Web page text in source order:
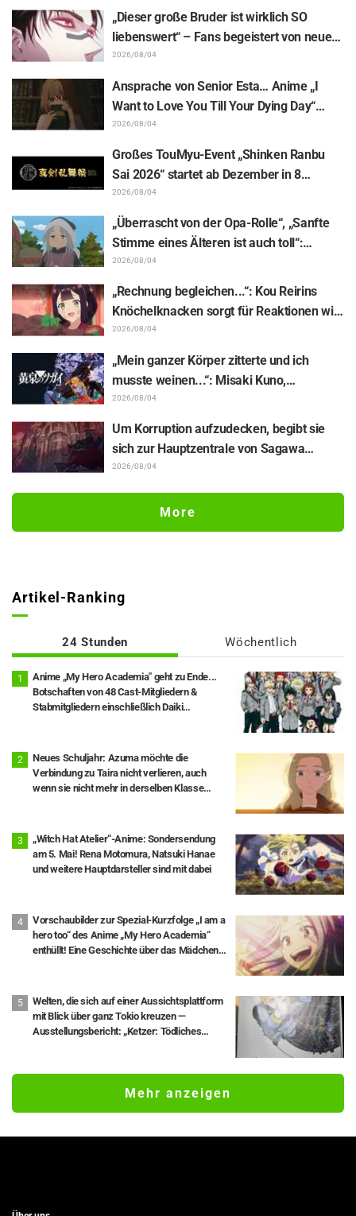
Illustration des „Yowamushi Pedal“-
Schöpfers für „Jaadugar: A Witch in
Mongolia“
„Dieser große Bruder ist wirklich SO
liebenswert“ – Fans begeistert von neuen
Illustrationen zur „JUJUTSU KAISEN“-
Ausstellung, auf denen Choso Yūji Itadori
auf die Pelle rückt
2026/08/04
Ansprache von Senior Esta… Anime „I
Want to Love You Till Your Dying Day“
Enthüllung von Synopsis für Episode 5,
Szenenausschnitten, WEB-Trailer und
Episodenposter
2026/08/04
Großes TouMyu-Event „Shinken Ranbu
Sai 2026“ startet ab Dezember in 8
Städten Japans! Alle 44 Touken Danshi
vereint
2026/08/04
„Überrascht von der Opa-Rolle“, „Sanfte
Stimme eines Älteren ist auch toll“:
Reaktionen auf Akira Ishidas Stimme als
Stammesfürst in Episode 6 von
„Jaadugar: A Witch in Mongolia“
2026/08/04
„Rechnung begleichen...“: Kou Reirins
Knöchelknacken sorgt für Reaktionen wie
„Total Muskelhirn (lol)“ und „Schaut euch
diesen Blick an!“ / Episode 4 von „Though I
Am an Inept Villainess“
2026/08/04
„Mein ganzer Körper zitterte und ich
musste weinen...“: Misaki Kuno,
Sprecherin von Gabu-chan in „Daemons
of the Shadow Realm“, enthüllt die
Hintergründe ihrer „seelenbereichernden
Glanzleistung“ in Episode 17
2026/08/04
Um Korruption aufzudecken, begibt sie
sich zur Hauptzentrale von Sagawa
Electronics… Episode 5 von „The Ghost in
und Episoden-Visual veröffentlicht
2026/08/04
More
Artikel-Ranking
24 Stunden Wöchentlich
Anime „My Hero Academia" geht zu Ende...
Botschaften von 48 Cast-Mitgliedern &
Stabmitgliedern einschließlich Daiki
Neues Schuljahr: Azuma möchte die
Verbindung zu Taira nicht verlieren, auch
wenn sie nicht mehr in derselben Klasse
veröffentlicht
„Witch Hat Atelier“-Anime: Sondersendung
am 5. Mai! Rena Motomura, Natsuki Hanae
und weitere Hauptdarsteller sind mit dabei
Vorschaubilder zur Spezial-Kurzfolge „I am a
hero too“ des Anime „My Hero Academia“
enthüllt! Eine Geschichte über das Mädchen
Welten, die sich auf einer Aussichtsplattform
mit Blick über ganz Tokio kreuzen —
Ausstellungsbericht: „Ketzer: Tödliches
Mehr anzeigen